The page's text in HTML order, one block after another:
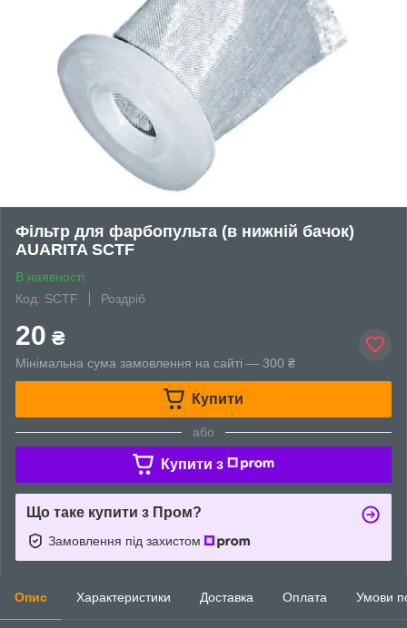
Фільтр для фарбопульта (в нижній бачок)
AUARITA SCTF
В наявності
Код: SCTF
Роздріб
20 ₴
Мінімальна сума замовлення на сайті — 300 ₴
Купити
або
Купити з
Що таке купити з Пром?
Замовлення під захистом
Опис Характеристики Доставка Оплата Умови